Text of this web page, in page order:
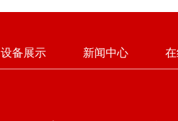
设备展示 新闻中心